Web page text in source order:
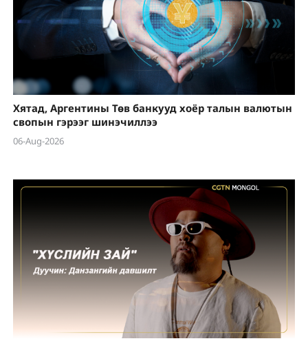
Хятад, Аргентины Төв банкууд хоёр талын валютын
свопын гэрээг шинэчиллээ
06-Aug-2026